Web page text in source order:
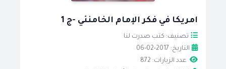
امريكا في فكر الإمام الخامنئي -ج 1
تصنيف: كتب صدرت لنا
التاريخ: 2017-02-06
عدد الزيارات: 872